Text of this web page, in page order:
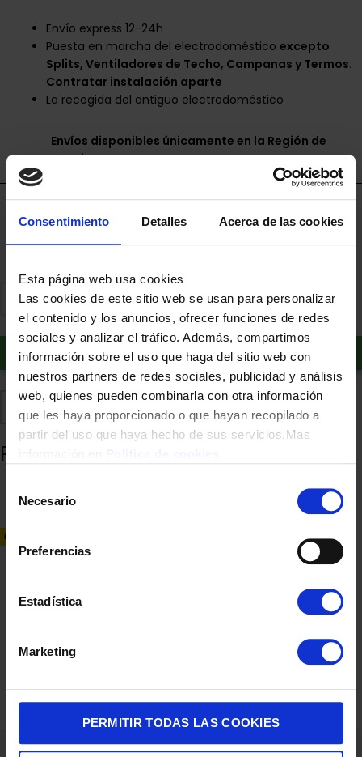
Consentimiento Detalles Acerca de las cookies
Esta página web usa cookies
Las cookies de este sitio web se usan para personalizar
el contenido y los anuncios, ofrecer funciones de redes
sociales y analizar el tráfico. Además, compartimos
información sobre el uso que haga del sitio web con
nuestros partners de redes sociales, publicidad y análisis
web, quienes pueden combinarla con otra información
que les haya proporcionado o que hayan recopilado a
partir del uso que haya hecho de sus servicios.Mas
Necesario
Preferencias
Estadística
Marketing
PERMITIR TODAS LAS COOKIES
Envío express 12-24h
Puesta en marcha del electrodomésticoexcepto
Splits, Ventiladores de Techo, Campanas y Termos.
Contratar instalación aparte
La recogida del antiguo electrodoméstico
Envíos disponibles únicamente en la Región de
Murcia.
Simula tus pagos
cuotas
Añadir al carrito
Productos relacionados
FRIGO 1P CECOTEC 00127 83×47 90/LITROS INOX CLASE/E